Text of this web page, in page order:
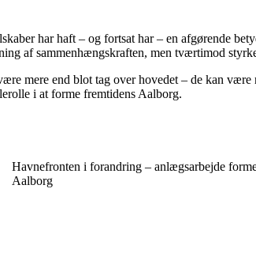
har haft – og fortsat har – en afgørende
af sammenhængskraften, men tværtimod
mere end blot tag over hovedet – de kan
i at forme fremtidens Aalborg.
Havnefronten i forandring – anlægsarbejde
Aalborg